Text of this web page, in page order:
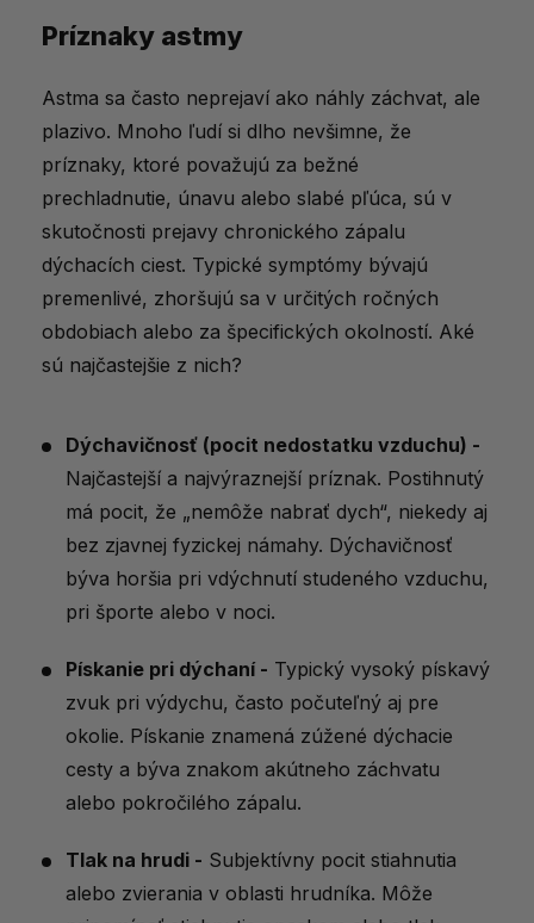
Príznaky astmy
Astma sa často neprejaví ako náhly záchvat, ale
plazivo. Mnoho ľudí si dlho nevšimne, že
príznaky, ktoré považujú za bežné
prechladnutie, únavu alebo slabé pľúca, sú v
skutočnosti prejavy chronického zápalu
dýchacích ciest. Typické symptómy bývajú
premenlivé, zhoršujú sa v určitých ročných
obdobiach alebo za špecifických okolností. Aké
sú najčastejšie z nich?
Dýchavičnosť (pocit nedostatku vzduchu) -
Najčastejší a najvýraznejší príznak. Postihnutý
má pocit, že „nemôže nabrať dych“, niekedy aj
bez zjavnej fyzickej námahy. Dýchavičnosť
býva horšia pri vdýchnutí studeného vzduchu,
pri športe alebo v noci.
Pískanie pri dýchaní - Typický vysoký pískavý
zvuk pri výdychu, často počuteľný aj pre
okolie. Pískanie znamená zúžené dýchacie
cesty a býva znakom akútneho záchvatu
alebo pokročilého zápalu.
Tlak na hrudi - Subjektívny pocit stiahnutia
alebo zvierania v oblasti hrudníka. Môže